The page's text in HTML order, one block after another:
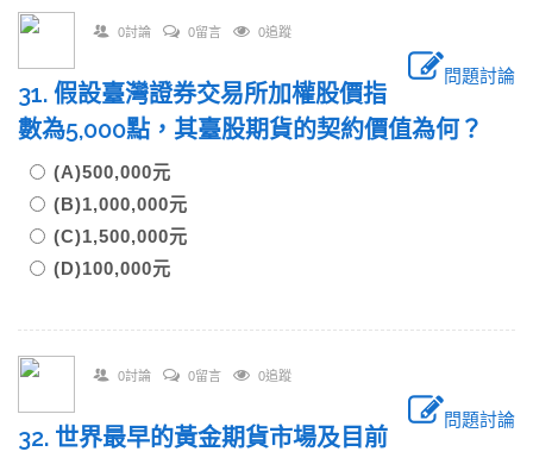
0討論 0留言 0追蹤
問題討論
31. 假設臺灣證券交易所加權股價指
數為5,000點，其臺股期貨的契約價值為何？
(A)500,000元
(B)1,000,000元
(C)1,500,000元
(D)100,000元
0討論 0留言 0追蹤
問題討論
32. 世界最早的黃金期貨市場及目前